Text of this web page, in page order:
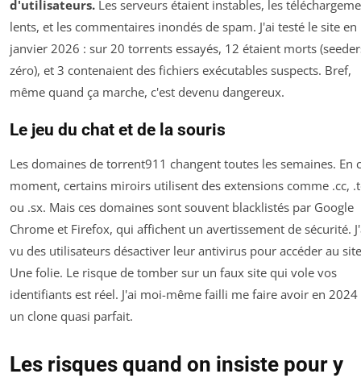
d'utilisateurs. Les serveurs étaient instables, les
lents, et les commentaires inondés de spam. J'ai testé le site en
janvier 2026 : sur 20 torrents essayés, 12 étaient morts
zéro), et 3 contenaient des fichiers exécutables suspects. Bref,
même quand ça marche, c'est devenu dangereux.
Le jeu du chat et de la souris
Les domaines de torrent911 changent toutes les semaines. En
moment, certains miroirs utilisent des extensions comme .cc,
ou .sx. Mais ces domaines sont souvent blacklistés par Google
Chrome et Firefox, qui affichent un avertissement de sécurité.
vu des utilisateurs désactiver leur antivirus pour accéder au
Une folie. Le risque de tomber sur un faux site qui vole vos
identifiants est réel. J'ai moi-même failli me faire avoir en 2024
un clone quasi parfait.
Les risques quand on insiste pour y